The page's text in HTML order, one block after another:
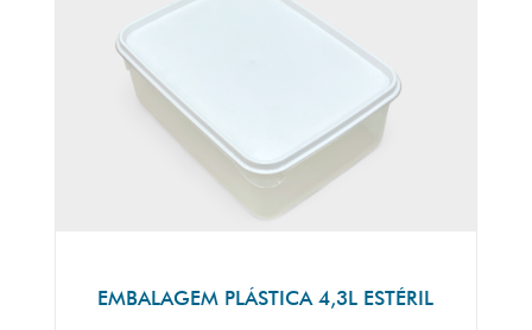
EMBALAGEM PLÁSTICA 4,3L ESTÉRIL